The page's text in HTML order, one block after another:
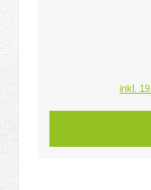
inkl.